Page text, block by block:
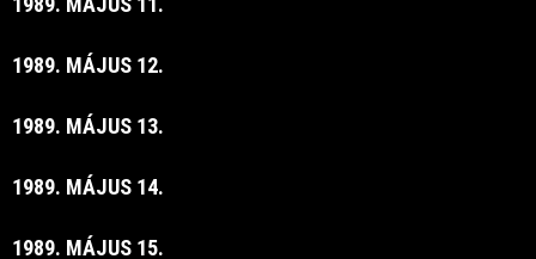
1989. MÁJUS 12.
1989. MÁJUS 13.
1989. MÁJUS 14.
1989. MÁJUS 15.